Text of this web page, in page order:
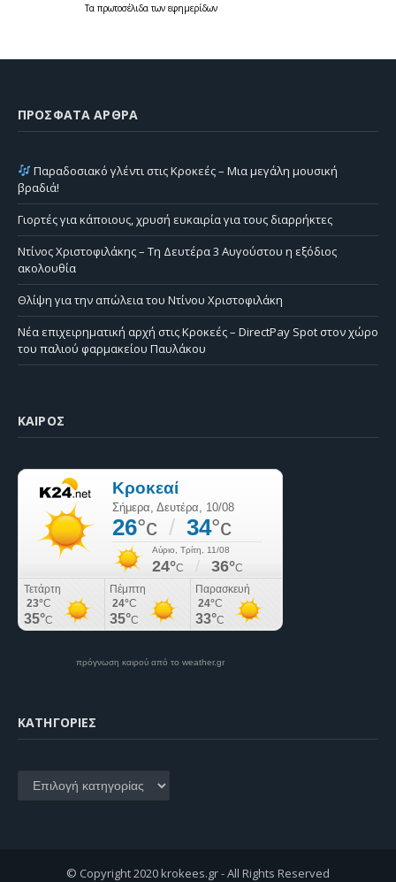
Τα πρωτοσέλιδατων εφημερίδων
ΠΡΌΣΦΑΤΑ ΆΡΘΡΑ
Παραδοσιακό γλέντι στις Κροκεές – Μια μεγάλη μουσική
βραδιά!
Γιορτές για κάποιους, χρυσή ευκαιρία για τους διαρρήκτες
Ντίνος Χριστοφιλάκης – Τη Δευτέρα 3 Αυγούστου η εξόδιος
ακολουθία
Θλίψη για την απώλεια του Ντίνου Χριστοφιλάκη
Νέα επιχειρηματική αρχή στις Κροκεές – DirectPay Spot στον χώρο
του παλιού φαρμακείου Παυλάκου
ΚΑΙΡΌΣ
πρόγνωση καιρού από το weather.gr
KΑΤΗΓΟΡΊΕΣ
Kατηγορίες
© Copyright 2020 krokees.gr - All Rights Reserved